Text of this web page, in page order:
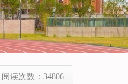
阅读次数：34806